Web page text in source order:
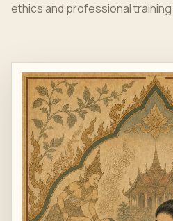
ethics and professional